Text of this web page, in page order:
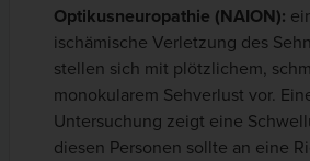
Optikusneuropathie (NAION):
ischämische Verletzung des
stellen sich mit plötzlichem,
monokularem Sehverlust vor.
Untersuchung zeigt eine
diesen Personen sollte an eine